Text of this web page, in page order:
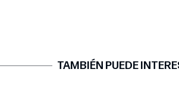
TAMBIÉN PUEDE